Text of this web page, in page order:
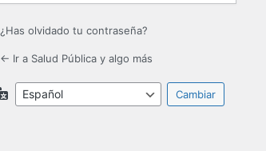
¿Has olvidado tu contraseña?
← Ir a Salud Pública y algo más
Idioma